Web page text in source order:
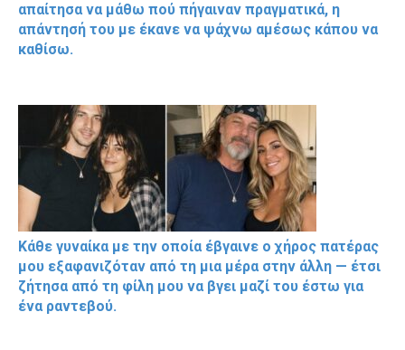
απαίτησα να μάθω πού πήγαιναν πραγματικά, η
απάντησή του με έκανε να ψάχνω αμέσως κάπου να
καθίσω.
Κάθε γυναίκα με την οποία έβγαινε ο χήρος πατέρας
μου εξαφανιζόταν από τη μια μέρα στην άλλη — έτσι
ζήτησα από τη φίλη μου να βγει μαζί του έστω για
ένα ραντεβού.